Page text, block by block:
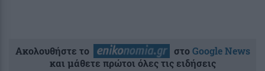
Ακολουθήστε το στοGoogle News
και μάθετε πρώτοι όλες τις ειδήσεις